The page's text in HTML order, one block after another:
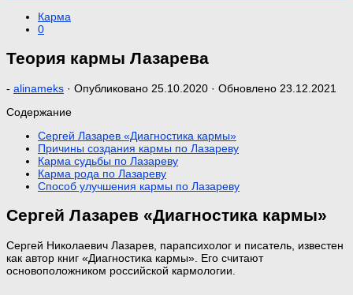
Карма
0
Теория кармы Лазарева
- alinameks · Опубликовано 25.10.2020 · Обновлено 23.12.2021
Содержание
Сергей Лазарев «Диагностика кармы»
Причины создания кармы по Лазареву
Карма судьбы по Лазареву
Карма рода по Лазареву
Способ улучшения кармы по Лазареву
Сергей Лазарев «Диагностика кармы»
Сергей Николаевич Лазарев, парапсихолог и писатель, известен
как автор книг «Диагностика кармы». Его считают
основоположником российской кармологии.